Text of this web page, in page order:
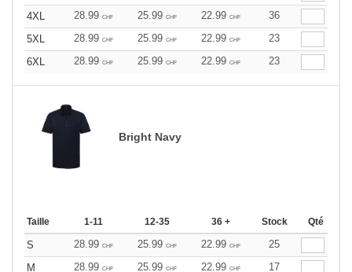
4XL
28.99 CHF 25.99 CHF 22.99 CHF
36
5XL
28.99 CHF 25.99 CHF 22.99 CHF
23
6XL
28.99 CHF 25.99 CHF 22.99 CHF 23
Bright Navy
Taille 1-11 12-35 36 + Stock Qté
S 28.99 CHF 25.99 CHF 22.99 CHF
25
M
28.99 CHF 25.99 CHF 22.99 CHF
17